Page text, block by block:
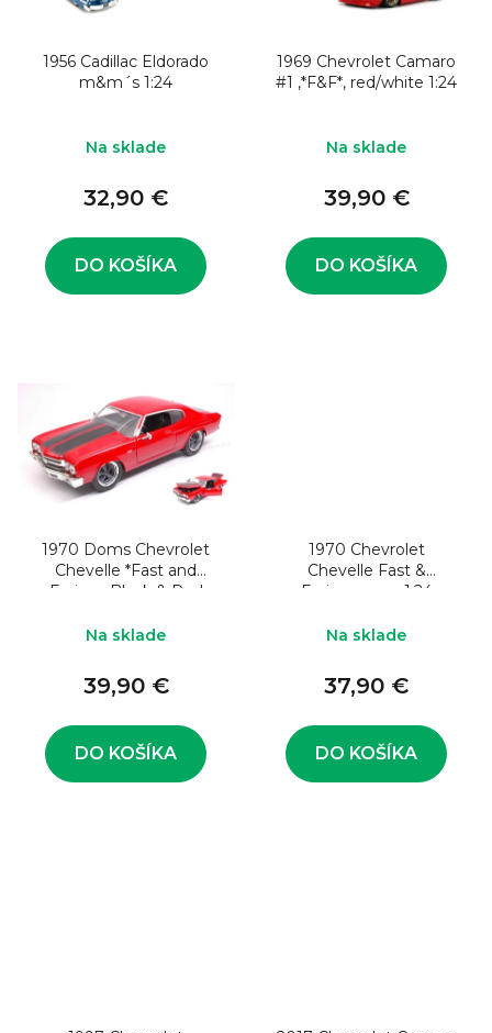
1956 Cadillac Eldorado
m&m´s 1:24
Na sklade
32,90 €
DO KOŠÍKA
1969 Chevrolet Camaro
#1 ,*F&F*, red/white 1:24
Na sklade
39,90 €
DO KOŠÍKA
1970 Doms Chevrolet
Chevelle *Fast and
Furious Black & Red
Na sklade
39,90 €
DO KOŠÍKA
1970 Chevrolet
Chevelle Fast &
Furious, grey 1:24
Na sklade
37,90 €
DO KOŠÍKA